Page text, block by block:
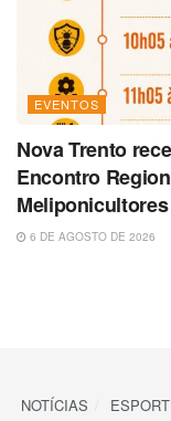
EVENTOS
Nova Trento
Encontro
6 DE AGOSTO DE 2026
NOTÍCIAS